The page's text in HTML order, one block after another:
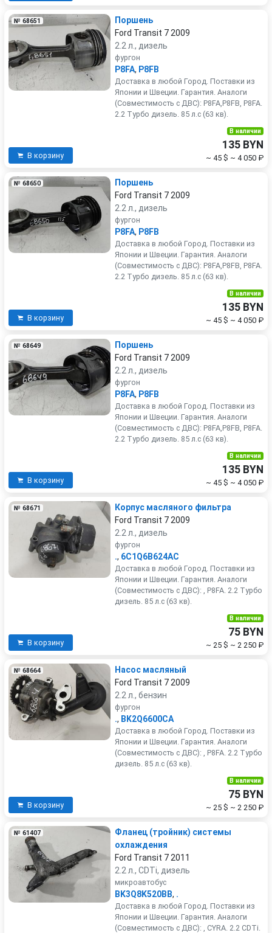
№ 68651
Поршень
Ford Transit 7 2009
2.2 л., дизель
фургон
P8FA, P8FB
Доставка в любой Город. Поставки из
Японии и Швеции. Гарантия. Аналоги
(Совместимость с ДВС): P8FA,P8FB, P8FA.
2.2 Турбо дизель. 85 л.с (63 кв).
В корзину
В наличии
135 BYN
~ 45 $ ~ 4 050 ₽
№ 68650
Поршень
Ford Transit 7 2009
2.2 л., дизель
фургон
P8FA, P8FB
Доставка в любой Город. Поставки из
Японии и Швеции. Гарантия. Аналоги
(Совместимость с ДВС): P8FA,P8FB, P8FA.
2.2 Турбо дизель. 85 л.с (63 кв).
В корзину
В наличии
135 BYN
~ 45 $ ~ 4 050 ₽
№ 68649
Поршень
Ford Transit 7 2009
2.2 л., дизель
фургон
P8FA, P8FB
Доставка в любой Город. Поставки из
Японии и Швеции. Гарантия. Аналоги
(Совместимость с ДВС): P8FA,P8FB, P8FA.
2.2 Турбо дизель. 85 л.с (63 кв).
В корзину
В наличии
135 BYN
~ 45 $ ~ 4 050 ₽
№ 68671
Корпус масляного фильтра
Ford Transit 7 2009
2.2 л., дизель
фургон
., 6C1Q6B624AC
Доставка в любой Город. Поставки из
Японии и Швеции. Гарантия. Аналоги
(Совместимость с ДВС): , P8FA. 2.2 Турбо
дизель. 85 л.с (63 кв).
В корзину
В наличии
75 BYN
~ 25 $ ~ 2 250 ₽
№ 68664
Насос масляный
Ford Transit 7 2009
2.2 л., бензин
фургон
., BK2Q6600CA
Доставка в любой Город. Поставки из
Японии и Швеции. Гарантия. Аналоги
(Совместимость с ДВС): , P8FA. 2.2 Турбо
дизель. 85 л.с (63 кв).
В корзину
В наличии
75 BYN
~ 25 $ ~ 2 250 ₽
№ 61407
Фланец (тройник) системы
охлаждения
Ford Transit 7 2011
2.2 л., CDTi, дизель
микроавтобус
BK3Q8K520BB, .
Доставка в любой Город. Поставки из
Японии и Швеции. Гарантия. Аналоги
(Совместимость с ДВС): , CYRA. 2.2 CDTi.